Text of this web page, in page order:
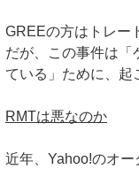
GREEの方はトレー
だが、この事件は「
ている」ために、起
RMTは悪なのか
近年、Yahoo!のオ